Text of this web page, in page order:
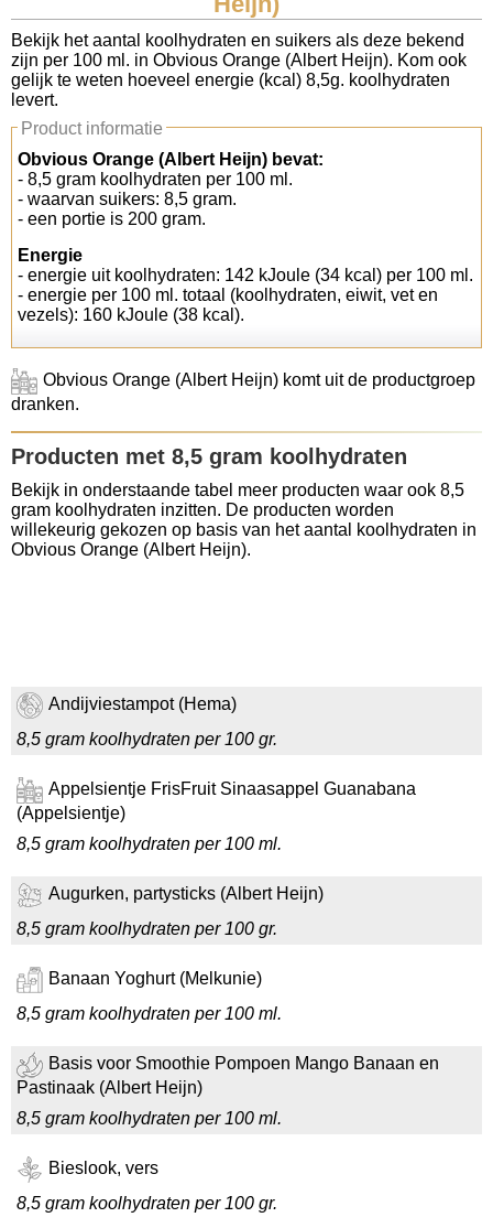
Koolhydraten tellen
Links
Bekijk het aantal koolhydraten en suikers als deze bekend
zijn per 100 ml. in Obvious Orange (Albert Heijn). Kom ook
gelijk te weten hoeveel energie (kcal) 8,5g. koolhydraten
levert.
Product informatie
Obvious Orange (Albert Heijn) bevat:
- 8,5 gram koolhydraten per 100 ml.
- waarvan suikers: 8,5 gram.
- een portie is 200 gram.
Energie
- energie uit koolhydraten: 142 kJoule (34 kcal) per 100 ml.
- energie per 100 ml. totaal (koolhydraten, eiwit, vet en
vezels): 160 kJoule (38 kcal).
Obvious Orange (Albert Heijn) komt uit de productgroep
dranken.
Producten met 8,5 gram koolhydraten
Bekijk in onderstaande tabel meer producten waar ook 8,5
gram koolhydraten inzitten. De producten worden
willekeurig gekozen op basis van het aantal koolhydraten in
Obvious Orange (Albert Heijn).
Andijviestampot (Hema)
8,5 gram koolhydraten per 100 gr.
Appelsientje FrisFruit Sinaasappel Guanabana
(Appelsientje)
8,5 gram koolhydraten per 100 ml.
Augurken, partysticks (Albert Heijn)
8,5 gram koolhydraten per 100 gr.
Banaan Yoghurt (Melkunie)
8,5 gram koolhydraten per 100 ml.
Basis voor Smoothie Pompoen Mango Banaan en
Pastinaak (Albert Heijn)
8,5 gram koolhydraten per 100 ml.
Bieslook, vers
8,5 gram koolhydraten per 100 gr.